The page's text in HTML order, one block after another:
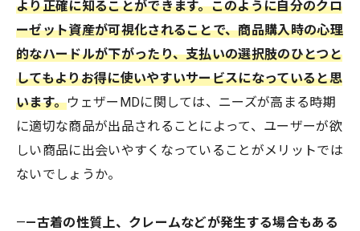
より正確に知ることができます。このように自分のクロ
ーゼット資産が可視化されることで、商品購入時の心理
的なハードルが下がったり、支払いの選択肢のひとつと
してもよりお得に使いやすいサービスになっていると思
います。ウェザーMDに関しては、ニーズが高まる時期
に適切な商品が出品されることによって、ユーザーが欲
しい商品に出会いやすくなっていることがメリットでは
ないでしょうか。
——古着の性質上、クレームなどが発生する場合もある